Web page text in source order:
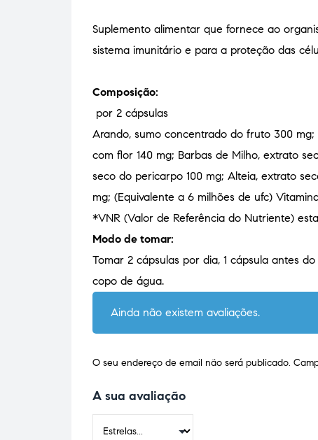
Suplemento alimentar que fornece ao
sistema imunitário e para a proteção das
Composição:
por 2 cápsulas
Arando, sumo concentrado do fruto 300
com flor 140 mg; Barbas de Milho, extrato
seco do pericarpo 100 mg; Alteia, extrato
mg; (Equivalente a 6 milhões de ufc)
*VNR (Valor de Referência do Nutriente)
Modo de tomar:
Tomar 2 cápsulas por dia, 1 cápsula antes
copo de água.
Ainda não existem avaliações.
O seu endereço de email não será publicado.
A sua avaliação